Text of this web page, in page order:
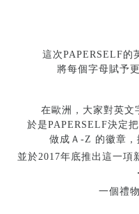
這次PAPERSELF的
將每個字母賦予更
在歐洲，大家對英文
於是PAPERSELF決定
做成Ａ -Z 的徽章，
並於2017年底推出這一項
一個禮